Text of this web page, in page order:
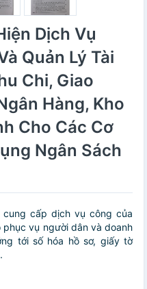
Dịch Vụ
Quản Lý Tài
Chi, Giao
Hàng, Kho
Cho Các Cơ
Ngân Sách
cấp dịch vụ công của
vụ người dân và doanh
tới số hóa hồ sơ, giấy tờ